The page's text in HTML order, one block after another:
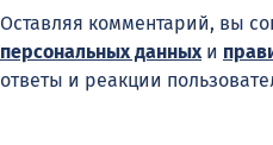
Оставляя комментарий, вы
персональных данныхи
ответы и реакции